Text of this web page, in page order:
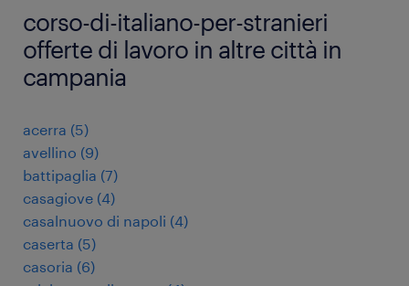
corso-di-italiano-per-stranieri
offerte di lavoro in altre città in
campania
acerra (5)
avellino (9)
battipaglia (7)
casagiove (4)
casalnuovo di napoli (4)
caserta (5)
casoria (6)